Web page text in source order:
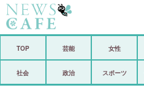
TOP 芸能 女性
社会 政治 スポーツ